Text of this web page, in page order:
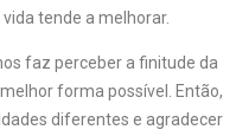
tende a melhorar.
faz perceber a finitude da
forma possível. Então,
diferentes e agradecer